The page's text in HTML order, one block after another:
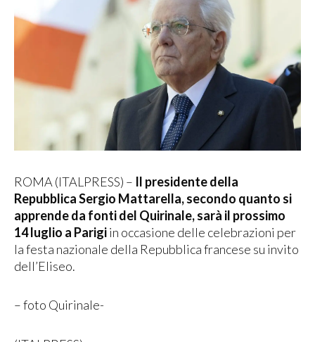
ROMA (ITALPRESS) – Il presidente della
Repubblica Sergio Mattarella, secondo quanto si
apprende da fonti del Quirinale, sarà il prossimo
14 luglio a Parigiin occasione delle celebrazioni per
la festa nazionale della Repubblica francese su invito
dell’Eliseo.
– foto Quirinale-